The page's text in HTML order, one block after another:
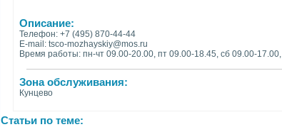
Описание:
Телефон: +7 (495) 870-44-44
E-mail: tsco-mozhayskiy@mos.ru
Время работы: пн-чт 09.00-20.00, пт 09.00-18.45, сб 09.00-
Зона обслуживания:
Кунцево
Статьи по теме: